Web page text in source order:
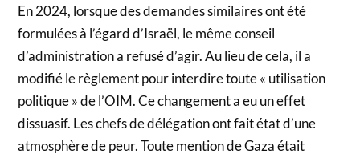
En 2024, lorsque des demandes similaires ont été
formulées à l’égard d’Israël, le même conseil
d’administration a refusé d’agir. Au lieu de cela, il a
modifié le règlement pour interdire toute « utilisation
politique » de l’OIM. Ce changement a eu un effet
dissuasif. Les chefs de délégation ont fait état d’une
atmosphère de peur. Toute mention de Gaza était